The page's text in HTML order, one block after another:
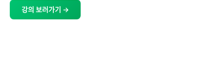
강의 보러가기 →